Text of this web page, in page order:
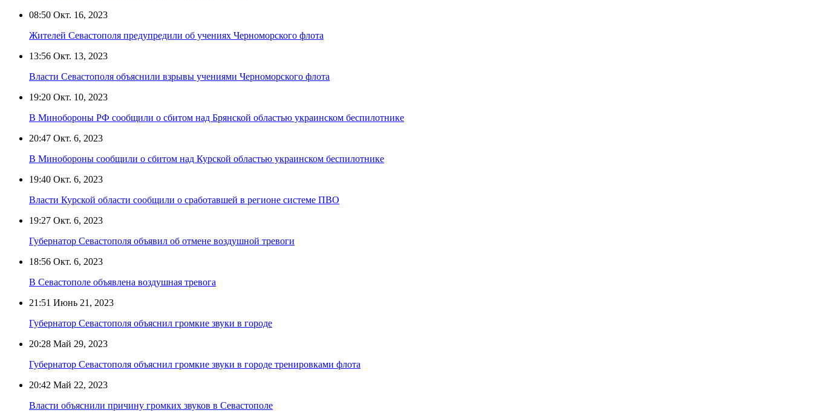
08:50 Окт. 16, 2023
Жителей Севастополя предупредили об учениях Черноморского флота
13:56 Окт. 13, 2023
Власти Севастополя объяснили взрывы учениями Черноморского флота
19:20 Окт. 10, 2023
В Минобороны РФ сообщили о сбитом над Брянской областью украинском беспилотнике
20:47 Окт. 6, 2023
В Минобороны сообщили о сбитом над Курской областью украинском беспилотнике
19:40 Окт. 6, 2023
Власти Курской области сообщили о сработавшей в регионе системе ПВО
19:27 Окт. 6, 2023
Губернатор Севастополя объявил об отмене воздушной тревоги
18:56 Окт. 6, 2023
В Севастополе объявлена воздушная тревога
21:51 Июнь 21, 2023
Губернатор Севастополя объяснил громкие звуки в городе
20:28 Май 29, 2023
Губернатор Севастополя объяснил громкие звуки в городе тренировками флота
20:42 Май 22, 2023
Власти объяснили причину громких звуков в Севастополе